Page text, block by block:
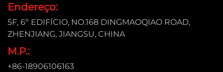
Endereço:
5F, 6º EDIFÍCIO, NO.168 DINGMAOQIAO ROAD,
ZHENJIANG, JIANGSU, CHINA
M.P.:
+86-18906106163